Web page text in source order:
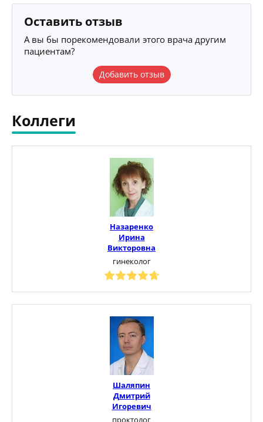
Оставить отзыв
А вы бы порекомендовали этого врача другим
пациентам?
Добавить отзыв
Коллеги
Назаренко
Ирина
Викторовна
гинеколог
Шаляпин
Дмитрий
Игоревич
проктолог